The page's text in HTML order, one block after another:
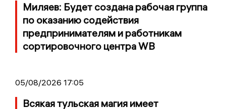
Миляев: Будет создана рабочая группа
по оказанию содействия
предпринимателям и работникам
сортировочного центра WB
05/08/2026 17:05
Всякая тульская магия имеет